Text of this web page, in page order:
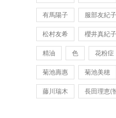
有馬陽子 服部友紀子
松村友希 櫻井真紀子
精油 色 花粉症
菊池壽惠 菊池美穂
藤川瑞木 長田理恵(